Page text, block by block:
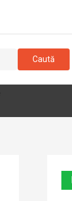
Caută